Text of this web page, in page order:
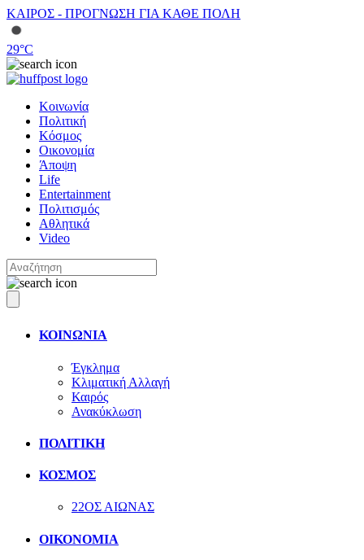
ΚΑΙΡΟΣ - ΠΡΟΓΝΩΣΗ ΓΙΑ ΚΑΘΕ ΠΟΛΗ
29°C
Κοινωνία
Πολιτική
Κόσμος
Οικονομία
Άποψη
Life
Entertainment
Πολιτισμός
Αθλητικά
Video
ΚΟΙΝΩΝΙΑ
Έγκλημα
Κλιματική Αλλαγή
Καιρός
Ανακύκλωση
ΠΟΛΙΤΙΚΗ
ΚΟΣΜΟΣ
22ΟΣ ΑΙΩΝΑΣ
ΟΙΚΟΝΟΜΙΑ